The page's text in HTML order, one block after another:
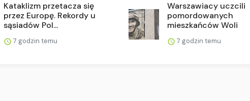
Kataklizm przetacza się
przez Europę. Rekordy u
sąsiadów Pol...
7 godzin temu
Warszawiacy uczcili
pomordowanych
mieszkańców Woli
7 godzin temu